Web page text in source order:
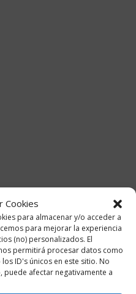
Cookies
para almacenar y/o acceder a
para mejorar la experiencia
(no) personalizados. El
permitirá procesar datos como
ID's únicos en este sitio. No
afectar negativamente a